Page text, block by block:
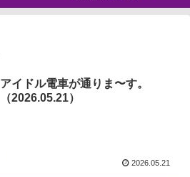
アイドル電車が通りま〜す。
（2026.05.21）
2026.05.21